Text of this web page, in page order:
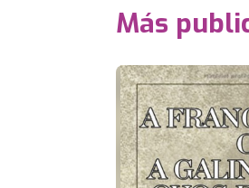
Más